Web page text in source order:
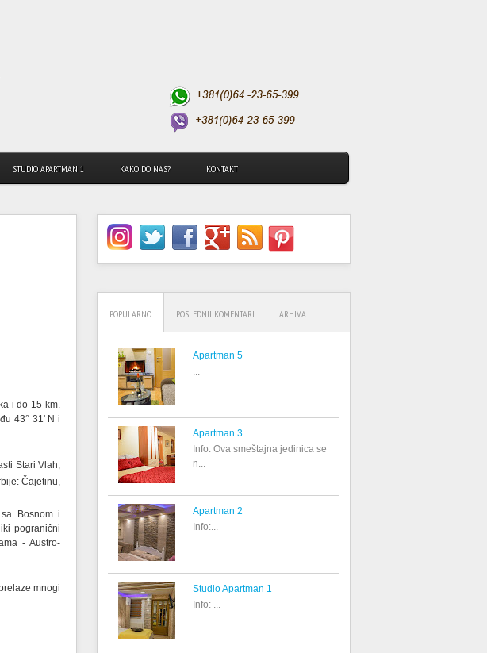
STUDIO APARTMAN 1 KAKO DO NAS? KONTAKT
i do 15 km.
43° 31' N i
Stari Vlah,
Čajetinu,
Bosnom i
pogranični
- Austro-
mnogi
POPULARNO POSLEDNJI KOMENTARI ARHIVA
Apartman 5
...
Apartman 3
Info: Ova smeštajna jedinica se
n...
Apartman 2
Info:...
Studio Apartman 1
Info: ...